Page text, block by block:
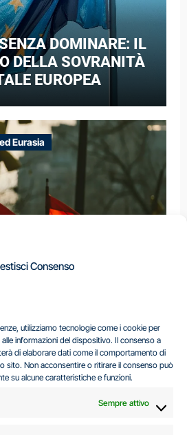
Consenso
utilizziamo tecnologie come i cookie per
informazioni del dispositivo. Il consenso a
di elaborare dati come il comportamento di
sito. Non acconsentire o ritirare il consenso può
su alcune caratteristiche e funzioni.
Sempre attivo
DOMINARE: IL
DELLA SOVRANITÀ
EUROPEA
Eurasia
Italus © Tutti i diritti riservati